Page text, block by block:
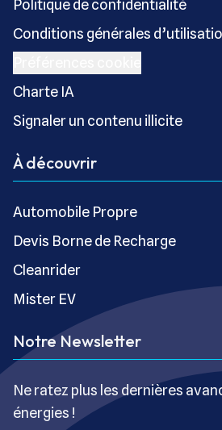
Politique de confidentialité
Conditions générales
Charte IA
Signaler un contenu illicite
À découvrir
Automobile Propre
Devis Borne de Recharge
Cleanrider
Mister EV
Notre Newsletter
Ne ratez plus les dernières
énergies !